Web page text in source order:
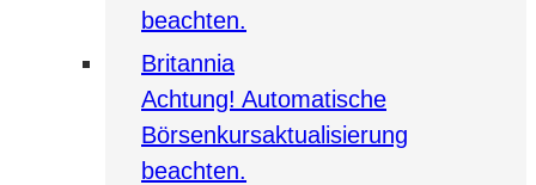
beachten.
Britannia
Achtung! Automatische
Börsenkursaktualisierung
beachten.